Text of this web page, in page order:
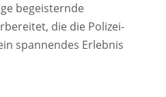
begeisternde
die die Polizei-
spannendes Erlebnis